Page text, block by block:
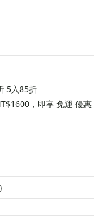
5入85折
，即享 免運 優惠